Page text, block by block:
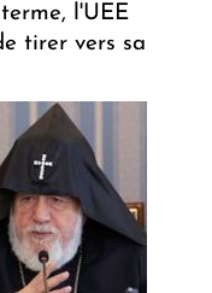
l'UEE
tirer vers sa